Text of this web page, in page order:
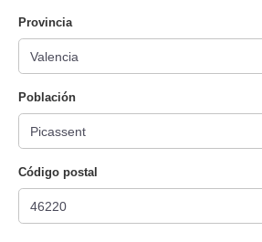
Provincia
Población
Código postal